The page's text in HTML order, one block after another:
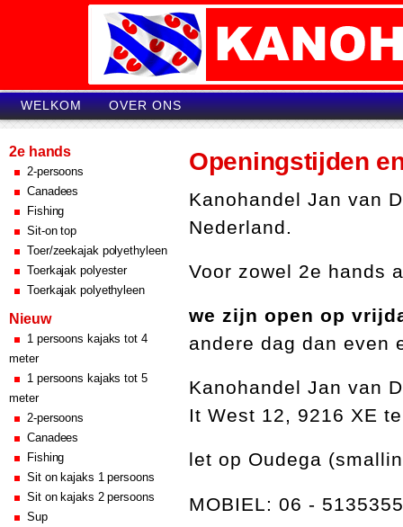
WELKOM OVER ONS
2e hands
2-persoons
Canadees
Fishing
Sit-on top
Toer/zeekajak polyethyleen
Toerkajak polyester
Toerkajak polyethyleen
Nieuw
1 persoons kajaks tot 4
meter
1 persoons kajaks tot 5
meter
2-persoons
Canadees
Fishing
Sit on kajaks 1 persoons
Sit on kajaks 2 persoons
Sup
Openingstijden
Kanohandel Jan van
Nederland.
Voor zowel 2e hands
we zijn open op
andere dag dan even
Kanohandel Jan van
It West 12, 9216 XE
let op Oudega
MOBIEL: 06 -